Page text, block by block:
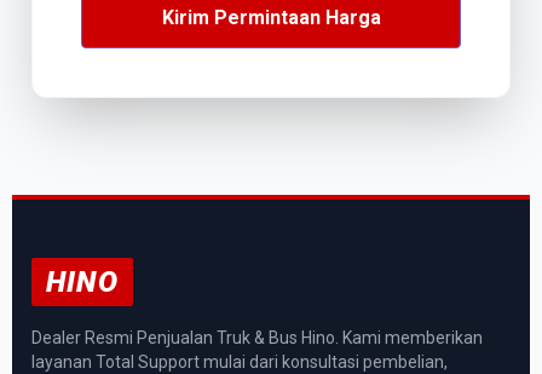
Kirim Permintaan Harga
HINO
Dealer Resmi Penjualan Truk & Bus Hino. Kami memberikan
layanan Total Support mulai dari konsultasi pembelian,